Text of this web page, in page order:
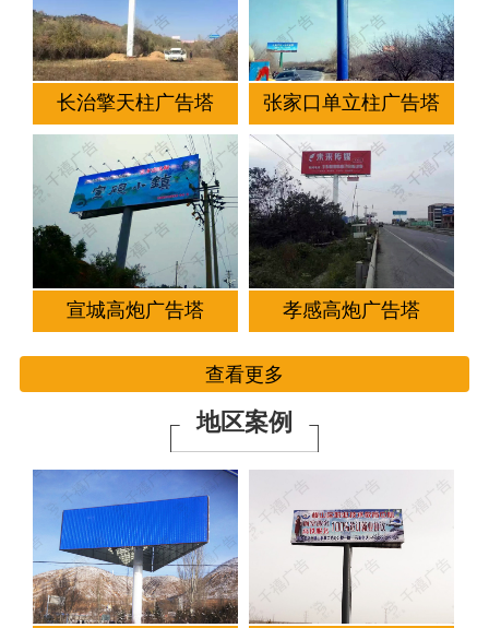
长治擎天柱广告塔 张家口单立柱广告塔
宣城高炮广告塔 孝感高炮广告塔
查看更多
地区案例